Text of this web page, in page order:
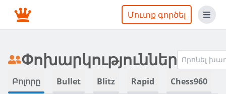
Մուտք գործել
Փոխարկություններ
Բոլորը Bullet Blitz Rapid Chess960